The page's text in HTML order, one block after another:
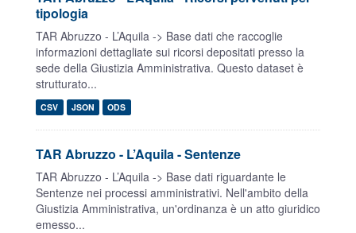
tipologia
TAR Abruzzo - L’Aquila -> Base dati che raccoglie
informazioni dettagliate sui ricorsi depositati presso la
sede della Giustizia Amministrativa. Questo dataset è
strutturato...
CSV JSON ODS
TAR Abruzzo - L’Aquila - Sentenze
TAR Abruzzo - L’Aquila -> Base dati riguardante le
Sentenze nei processi amministrativi. Nell'ambito della
Giustizia Amministrativa, un'ordinanza è un atto giuridico
emesso...